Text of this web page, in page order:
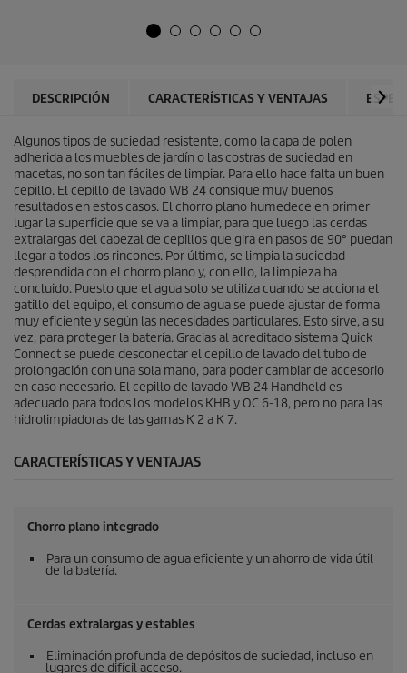
u
c
t
o
.
DESCRIPCIÓN CARACTERÍSTICAS Y VENTAJAS
Algunos tipos de suciedad resistente, como la capa de polen
adherida a los muebles de jardín o las costras de suciedad en
macetas, no son tan fáciles de limpiar. Para ello hace falta un buen
cepillo. El cepillo de lavado WB 24 consigue muy buenos
resultados en estos casos. El chorro plano humedece en primer
lugar la superficie que se va a limpiar, para que luego las cerdas
extralargas del cabezal de cepillos que gira en pasos de 90° puedan
llegar a todos los rincones. Por último, se limpia la suciedad
desprendida con el chorro plano y, con ello, la limpieza ha
concluido. Puesto que el agua solo se utiliza cuando se acciona el
gatillo del equipo, el consumo de agua se puede ajustar de forma
muy eficiente y según las necesidades particulares. Esto sirve, a su
vez, para proteger la batería. Gracias al acreditado sistema Quick
Connect se puede desconectar el cepillo de lavado del tubo de
prolongación con una sola mano, para poder cambiar de accesorio
en caso necesario. El cepillo de lavado WB 24 Handheld es
adecuado para todos los modelos KHB y OC 6-18, pero no para las
hidrolimpiadoras de las gamas K 2 a K 7.
CARACTERÍSTICAS Y VENTAJAS
Chorro plano integrado
Para un consumo de agua eficiente y un ahorro de vida útil
de la batería.
Cerdas extralargas y estables
Eliminación profunda de depósitos de suciedad, incluso en
lugares de difícil acceso.